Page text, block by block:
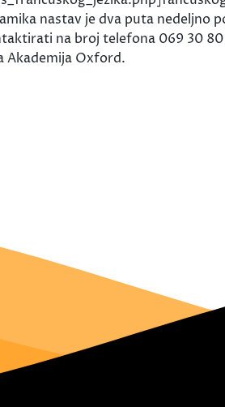
nastav je dva puta nedeljno
na broj telefona 069 30
Akademija Oxford.